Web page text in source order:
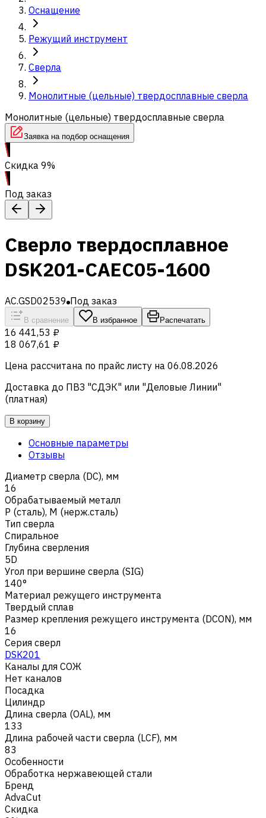
Оснащение
Режущий инструмент
Сверла
Монолитные (цельные) твердосплавные сверла
Монолитные (цельные) твердосплавные сверла
Заявка на подбор оснащения
Скидка 9%
Под заказ
Сверло твердосплавное
DSK201-CAEC05-1600
AC.GSD02539 Под заказ
В сравнение В избранное Распечатать
16 441,53 ₽
18 067,61 ₽
Цена рассчитана по прайс листу на 06.08.2026
Доставка до ПВЗ "СДЭК" или "Деловые Линии"
(платная)
В корзину
Основные параметры
Отзывы
Диаметр сверла (DC), мм
16
Обрабатываемый металл
Р (сталь), M (нерж.сталь)
Тип сверла
Спиральное
Глубина сверления
5D
Угол при вершине сверла (SIG)
140°
Материал режущего инструмента
Твердый сплав
Размер крепления режущего инструмента (DCON), мм
16
Серия сверл
DSK201
Каналы для СОЖ
Нет каналов
Посадка
Цилиндр
Длина сверла (OAL), мм
133
Длина рабочей части сверла (LCF), мм
83
Особенности
Обработка нержавеющей стали
Бренд
AdvaCut
Скидка